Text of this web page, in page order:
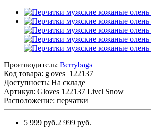
Производитель: Berrybags
Код товара: gloves_122137
Доступность: На складе
Артикул: Gloves 122137 Livel Snow
Расположение: перчатки
5 999 руб.2 999 руб.